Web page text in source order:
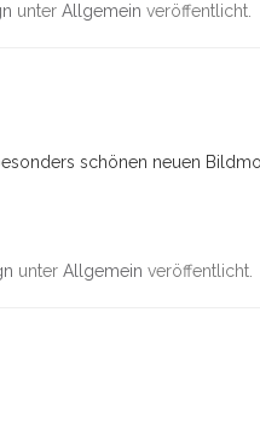
unter Allgemein veröffentlicht.
schönen neuen
unter Allgemein veröffentlicht.